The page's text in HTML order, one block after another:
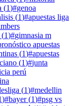
(1)#genoa
(1)#apuestas liga
(1)#gimnasia m
apuestas
(1)#apuestas
(1)#junta
perú
(1)#medellin
)#bayer(1)#psg vs